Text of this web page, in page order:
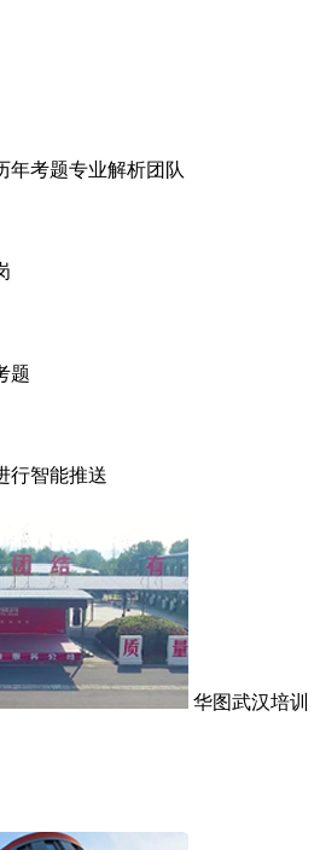
年考题专业解析团队
题
行智能推送
华图武汉培训